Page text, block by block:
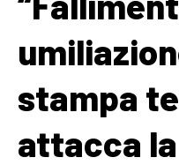
stampa
attacca